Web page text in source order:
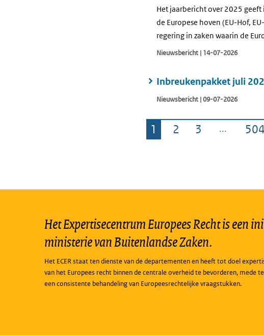
Het jaarbericht over 2025
de Europese hoven (EU-Hof,
regering in zaken waarin de
Nieuwsbericht | 14-07-2026
Inbreukenpakket juli
Nieuwsbericht | 09-07-2026
Pagina
1 Pagina
2 Pagina
3 504
Het Expertisecentrum Europees Recht is een
ministerie van Buitenlandse Zaken.
Het ECER staat ten dienste van de departementen en heeft tot doel
van het Europees recht binnen de centrale overheid te bevorderen, mede
een consistente behandeling van Europeesrechtelijke vraagstukken.